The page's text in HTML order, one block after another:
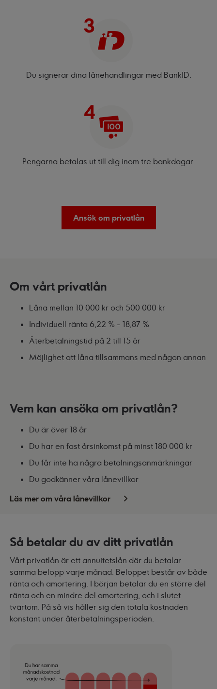
Du signerar dina lånehandlingar med BankID.
Pengarna betalas ut till dig inom tre bankdagar.
Ansök om privatlån
Om vårt privatlån
Låna mellan 10 000 kr och 500 000 kr
Individuell ränta 6,22 % - 18,87 %
Återbetalningstid på 2 till 15 år
Möjlighet att låna tillsammans med någon annan
Vem kan ansöka om privatlån?
Du är över 18 år
Du har en fast årsinkomst på minst 180 000 kr
Du får inte ha några betalningsanmärkningar
Du godkänner våra lånevillkor
Läs mer om våra lånevillkor
Så betalar du av ditt privatlån
Vårt privatlån är ett annuitetslån där du betalar
samma belopp varje månad. Beloppet består av både
ränta och amortering. I början betalar du en större del
ränta och en mindre del amortering, och i slutet
tvärtom. På så vis håller sig den totala kostnaden
konstant under återbetalningsperioden.